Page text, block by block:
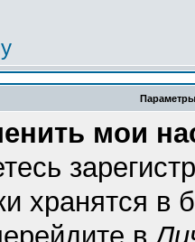
мои
хранятся
в